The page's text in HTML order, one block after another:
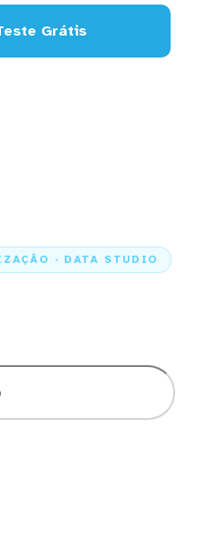
Grátis
· DATA STUDIO